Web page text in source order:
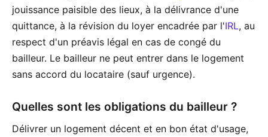
jouissance paisible des lieux, à la délivrance d'une
quittance, à la révision du loyer encadrée par l'IRL, au
respect d'un préavis légal en cas de congé du
bailleur. Le bailleur ne peut entrer dans le logement
sans accord du locataire (sauf urgence).
Quelles sont les obligations du bailleur ?
Délivrer un logement décent et en bon état d'usage,